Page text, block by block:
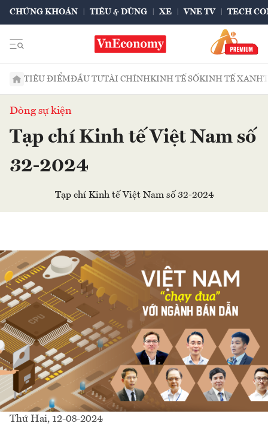
CHỨNG KHOÁN TIÊU & DÙNG XE VNE TV TECH
TIÊU ĐIỂMĐẦU TƯTÀI CHÍNHKINH TẾ SỐKINH TẾ XANH
Dòng sự kiện
Tạp chí Kinh tế Việt Nam số
32-2024
Tạp chí Kinh tế Việt Nam số 32-2024
Thứ Hai, 12-08-2024